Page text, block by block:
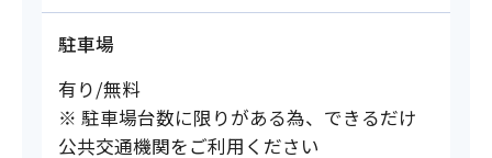
駐車場
有り/無料
※ 駐車場台数に限りがある為、できるだけ
公共交通機関をご利用ください